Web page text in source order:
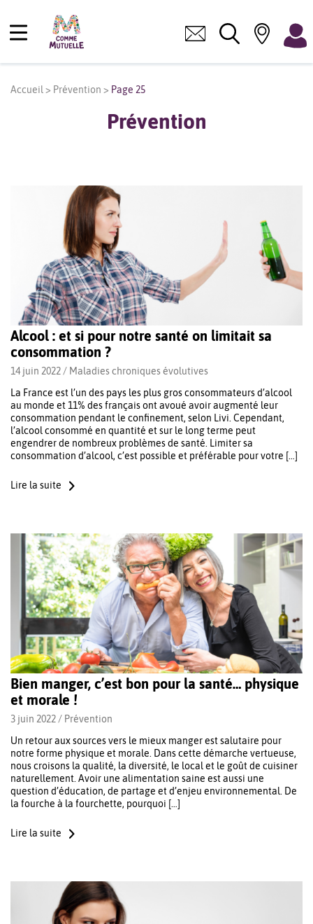
Accueil > Prévention > Page 25
Prévention
Alcool : et si pour notre santé on limitait sa
consommation ?
14 juin 2022 / Maladies chroniques évolutives
La France est l’un des pays les plus gros consommateurs d’alcool
au monde et 11% des français ont avoué avoir augmenté leur
consommation pendant le confinement, selon Livi. Cependant,
l’alcool consommé en quantité et sur le long terme peut
engendrer de nombreux problèmes de santé. Limiter sa
consommation d’alcool, c’est possible et préférable pour votre […]
Lire la suite
Bien manger, c’est bon pour la santé… physique
et morale !
3 juin 2022 / Prévention
Un retour aux sources vers le mieux manger est salutaire pour
notre forme physique et morale. Dans cette démarche vertueuse,
nous croisons la qualité, la diversité, le local et le goût de cuisiner
naturellement. Avoir une alimentation saine est aussi une
question d’éducation, de partage et d’enjeu environnemental. De
la fourche à la fourchette, pourquoi […]
Lire la suite